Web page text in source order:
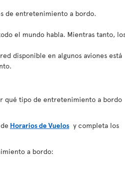
de entretenimiento a bordo.
el mundo habla. Mientras tanto,
disponible en algunos aviones está
qué tipo de entretenimiento a bordo
Horarios de Vuelos y completa los
a bordo: